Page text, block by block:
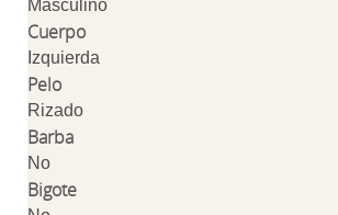
Masculino
Cuerpo
Izquierda
Pelo
Rizado
Barba
No
Bigote